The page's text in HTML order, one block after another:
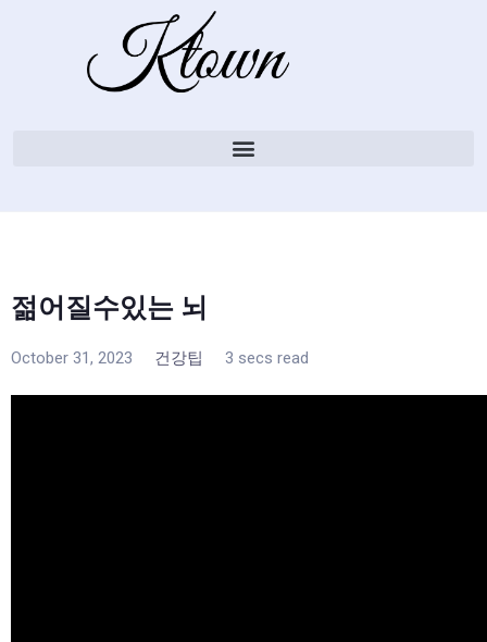
젊어질수있는 뇌
October 31, 2023 건강팁 3 secs read